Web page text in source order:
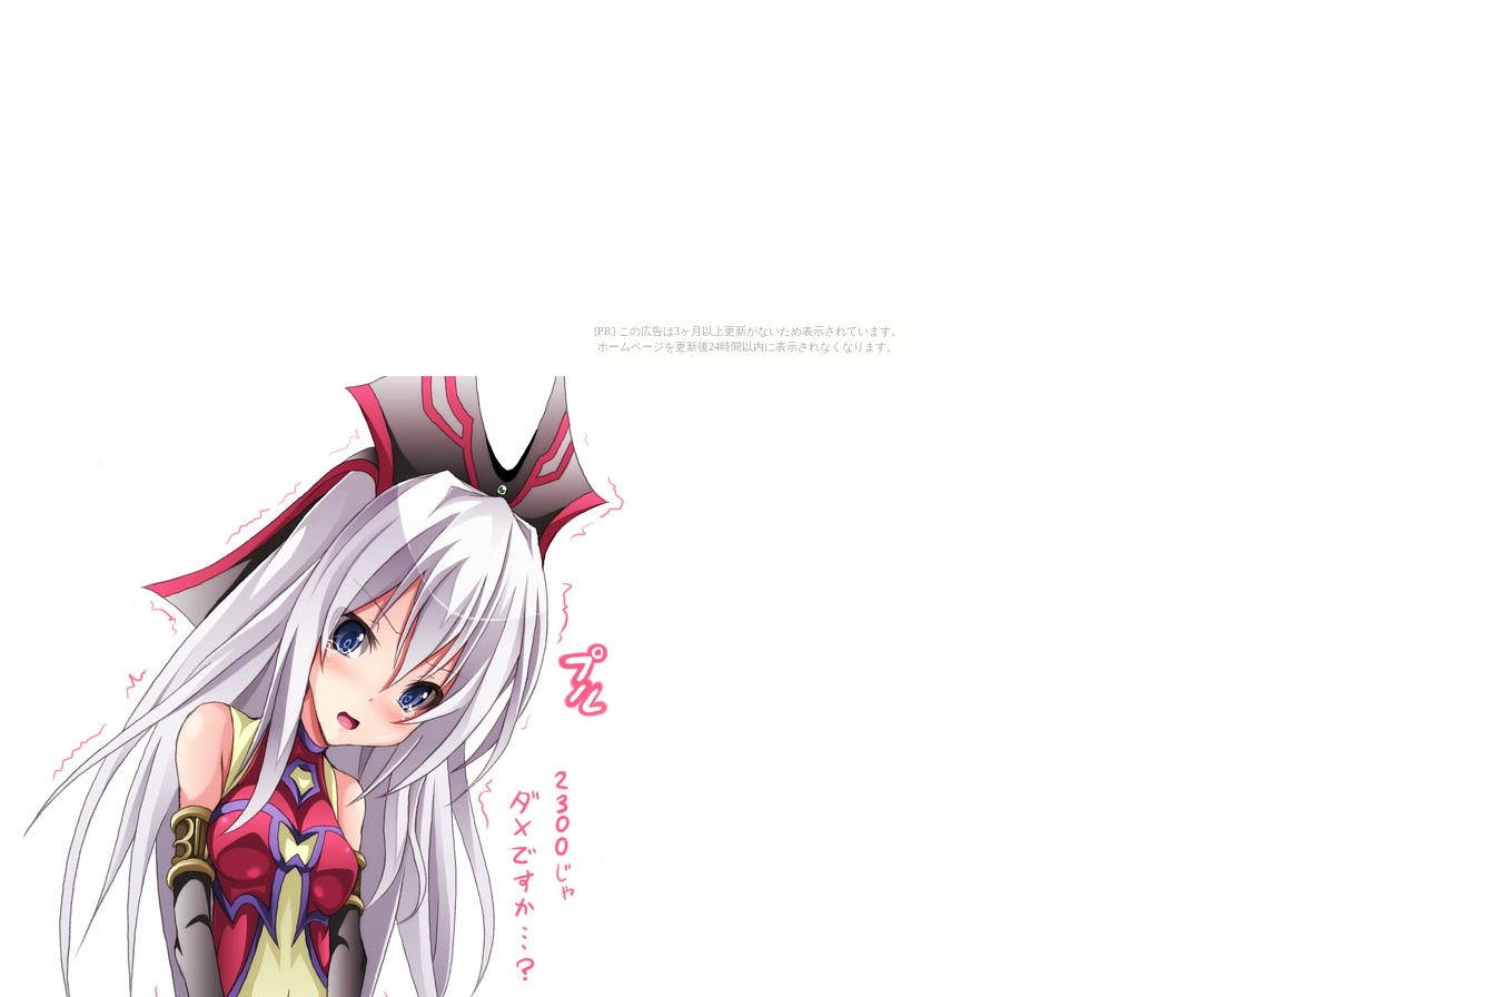
[PR] この広告は3ヶ月以上更新がないため表示されています。
ホームページを更新後24時間以内に表示されなくなります。